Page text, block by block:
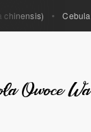
Cebula